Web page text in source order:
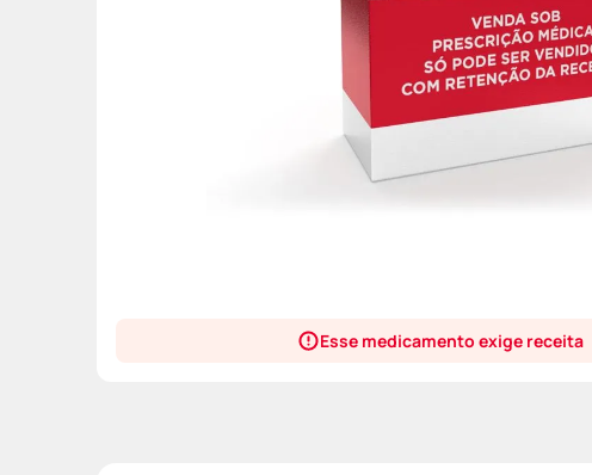
Esse medicamento exige receita